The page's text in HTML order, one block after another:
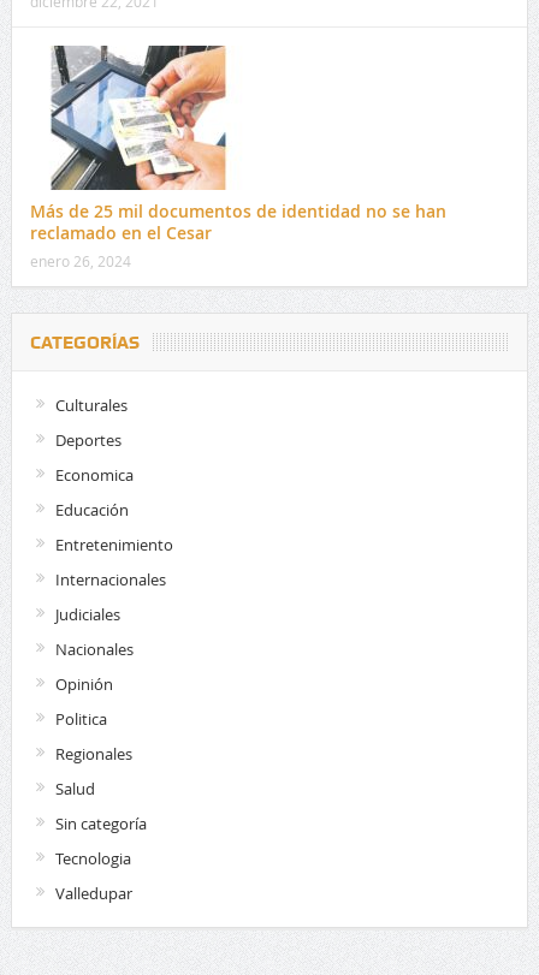
Más de 25 mil documentos de identidad no se han
reclamado en el Cesar
enero 26, 2024
CATEGORÍAS
Culturales
Deportes
Economica
Educación
Entretenimiento
Internacionales
Judiciales
Nacionales
Opinión
Politica
Regionales
Salud
Sin categoría
Tecnologia
Valledupar